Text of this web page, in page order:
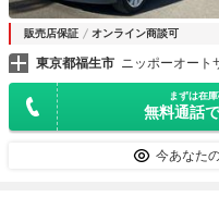
販売店保証 オンライン商談可
東京都福生市 ニッポーオート
まずは在
無料通話
今あなた